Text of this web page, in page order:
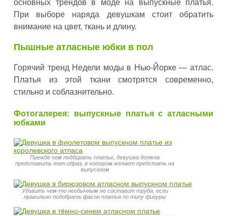
основных трендов в моде на выпускные платья.
При выборе наряда девушкам стоит обратить
внимание на цвет, ткань и длину.
Пышные атласные юбки в пол
Горячий тренд Недели моды в Нью-Йорке — атлас.
Платья из этой ткани смотрятся современно,
стильно и соблазнительно.
Фотогалерея: выпускные платья с атласными
юбками
Прежде чем подбирать платье, девушка должна
представить тот образ, в котором желает предстать на
выпускном
Удивить чем-то необычным не составит труда, если
правильно подобрать фасон платья по типу фигуры